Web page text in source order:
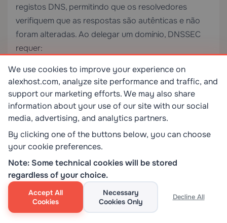
registos DNS, permitindo que os resolvedores
verifiquem que as respostas são autênticas e não
foram alteradas. Ao delegar um domínio, DNSSEC
requer:
Assinar a zona subordinada com uma Chave de
Assinatura de Zona (ZSK) e Chave de Assinatura
de Chave (KSK)
Adicionarregistos DS (Delegation Signer)
zona principal
raiz até à sua zona
DNSSEC é fortemente recomendado para qualquer
domínio que processe dados sensíveis ou
transações financeiras. Combine DNSSEC com um
We use cookies to improve your experience on
alexhost.com, analyze site performance and traffic, and
support our marketing efforts. We may also share
information about your use of our site with our social
media, advertising, and analytics partners.
By clicking one of the buttons below, you can choose
your cookie preferences.
Note: Some technical cookies will be stored
regardless of your choice.
Accept All
Cookies
Necessary
Cookies Only
Decline All